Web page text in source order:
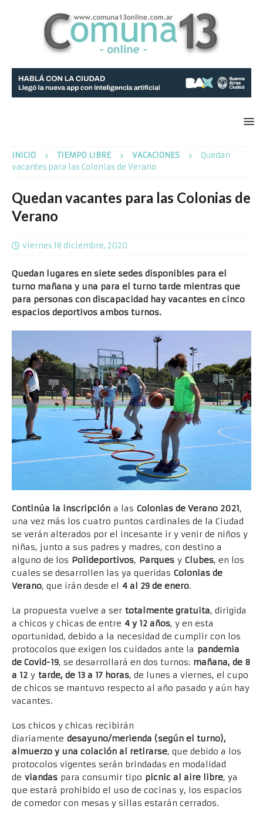
INICIO TIEMPO LIBRE VACACIONES
Quedan
vacantes para las Colonias de Verano
Quedan vacantes para las Colonias de
Verano
viernes 18 diciembre, 2020
Quedan lugares en siete sedes disponibles para el
turno mañana y una para el turno tarde mientras que
para personas con discapacidad hay vacantes en cinco
espacios deportivos ambos turnos.
Continúa la inscripción a las Colonias de Verano 2021,
una vez más los cuatro puntos cardinales de la Ciudad
se verán alterados por el incesante ir y venir de niños y
niñas, junto a sus padres y madres, con destino a
alguno de los Polideportivos, Parques y Clubes, en los
cuales se desarrollen las ya queridas Colonias de
Verano, que irán desde el 4 al 29 de enero.
La propuesta vuelve a ser totalmente gratuita, dirigida
a chicos y chicas de entre 4 y 12 años, y en esta
oportunidad, debido a la necesidad de cumplir con los
protocolos que exigen los cuidados ante la pandemia
de Covid-19, se desarrollará en dos turnos: mañana, de 8
a 12 y tarde, de 13 a 17 horas, de lunes a viernes, el cupo
de chicos se mantuvo respecto al año pasado y aún hay
vacantes.
Los chicos y chicas recibirán
diariamente desayuno/merienda (según el turno),
almuerzo y una colación al retirarse, que debido a los
protocolos vigentes serán brindadas en modalidad
de viandas para consumir tipo picnic al aire libre, ya
que estará prohibido el uso de cocinas y, los espacios
de comedor con mesas y sillas estarán cerrados.